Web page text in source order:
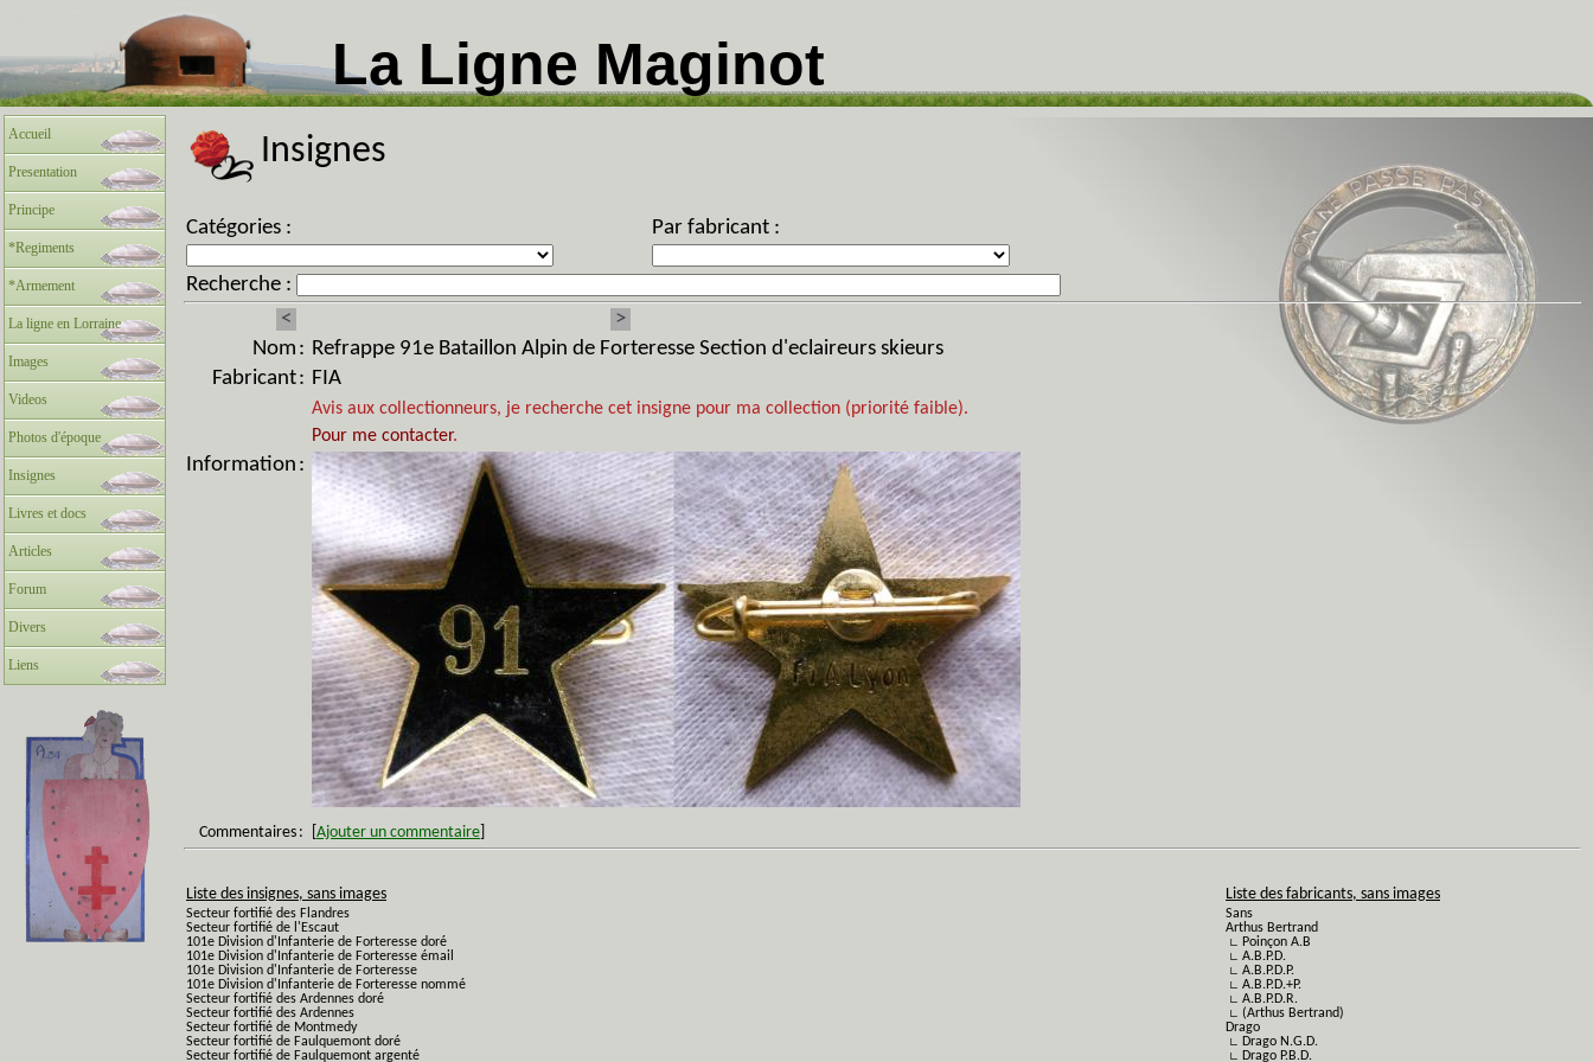
La Ligne Maginot
Accueil
Presentation
Principe
*Regiments
*Armement
La ligne en Lorraine
Images
Videos
Photos d'époque
Insignes
Livres et docs
Articles
Forum
Divers
Liens
Insignes
Catégories : Par fabricant :
Recherche :
<
>
Nom : Refrappe 91e Bataillon Alpin de Forteresse Section d'eclaireurs skieurs
Fabricant: FIA
Avis aux collectionneurs, je recherche cet insigne pour ma collection (priorité faible).
Pour me contacter.
Information :
Commentaires : Ajouter un commentaire
Liste des insignes, sans images
Secteur fortifié des Flandres
Secteur fortifié de l'Escaut
101e Division d'Infanterie de Forteresse doré
101e Division d'Infanterie de Forteresse émail
101e Division d'Infanterie de Forteresse
101e Division d'Infanterie de Forteresse nommé
Secteur fortifié des Ardennes doré
Secteur fortifié des Ardennes
Secteur fortifié de Montmedy
Secteur fortifié de Faulquemont doré
Secteur fortifié de Faulquemont argenté
Liste des fabricants, sans images
Sans
Arthus Bertrand
∟ Poinçon A.B
∟ A.B.P.D.
∟ A.B.P.D.P.
∟ A.B.P.D.+P.
∟ A.B.P.D.R.
∟ (Arthus Bertrand)
Drago
∟ Drago N.G.D.
∟ Drago P.B.D.